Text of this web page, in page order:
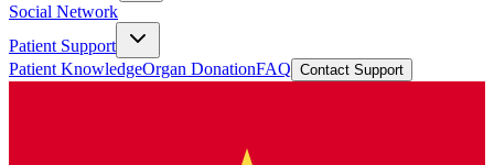
Social Network
Patient Support
Patient KnowledgeOrgan DonationFAQ Contact Support